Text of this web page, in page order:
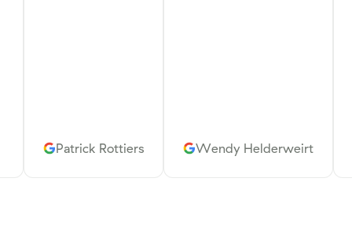
Patrick Rottiers Wendy Helderweirt